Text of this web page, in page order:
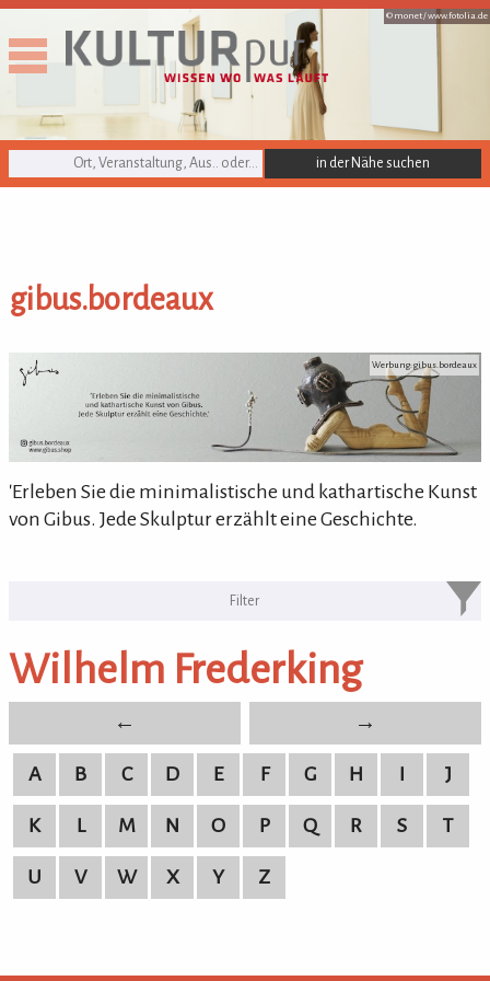
© monet /www.fotolia.de
KULTURpur Suche
gibus.bordeaux
gibus.bordeaux Werbung: gibus.bordeaux
'Erleben Sie die minimalistische und kathartische Kunst
von Gibus. Jede Skulptur erzählt eine Geschichte.
KULTURpur Bildende Künstler von
Wilhelm Frederking
bildende Künstler von A-Z
← →
A B C D E F G H I J
K L M N O P Q R S T
U V W X Y Z